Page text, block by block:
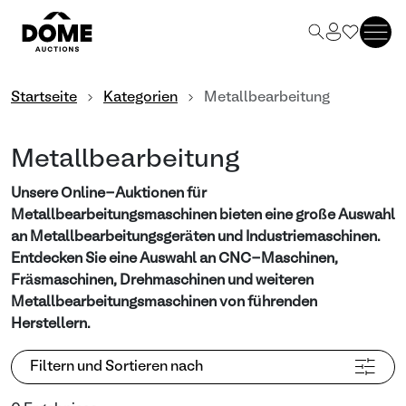
Startseite Kategorien Metallbearbeitung
Metallbearbeitung
Unsere Online-Auktionen für
Metallbearbeitungsmaschinen bieten eine große Auswahl
an Metallbearbeitungsgeräten und Industriemaschinen.
Entdecken Sie eine Auswahl an CNC-Maschinen,
Fräsmaschinen, Drehmaschinen und weiteren
Metallbearbeitungsmaschinen von führenden
Herstellern.
Filtern und Sortieren nach